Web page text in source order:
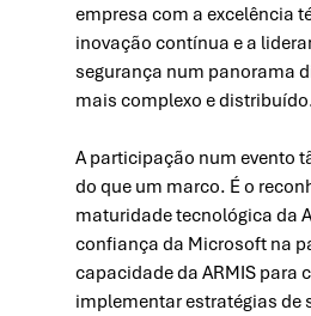
empresa com a excelência
inovação contínua e a
segurança num panorama
mais complexo e
A participação num evento
do que um marco. É o
maturidade tecnológica da
confiança da Microsoft na
capacidade da ARMIS para
implementar estratégias de